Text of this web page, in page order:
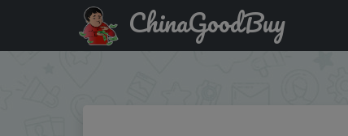
Придбати по знижці Футболка с принтом черепа,
ChinaGoodBuy